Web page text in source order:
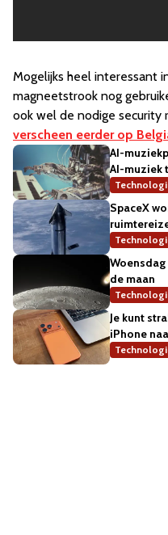
Mogelijks heel interessant
magneetstrook nog
ook wel de nodige security
verscheen eerder op
AI-
AI-muziek
SpaceX
Woensdag
de maan
Je kunt
iPhone